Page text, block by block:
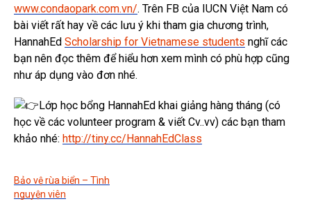
www.condaopark.com.vn/. Trên FB của IUCN Việt Nam có
bài viết rất hay về các lưu ý khi tham gia chương trình,
HannahEd Scholarship for Vietnamese students nghĩ các
bạn nên đọc thêm để hiểu hơn xem mình có phù hợp cũng
như áp dụng vào đơn nhé.
Lớp học bổng HannahEd khai giảng hàng tháng (có
học về các volunteer program & viết Cv..vv) các bạn tham
khảo nhé: http://tiny.cc/HannahEdClass
Bảo vệ rùa biển – Tình
nguyện viên